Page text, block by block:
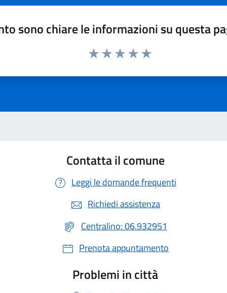
sono chiare le informazioni su questa
Contatta il comune
Leggi le domande frequenti
Richiedi assistenza
Centralino: 06.932951
Prenota appuntamento
Problemi in città